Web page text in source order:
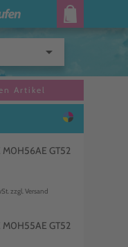
arrow_drop_down
Artikel
M0H56AE GT52
zzgl. Versand
M0H55AE GT52